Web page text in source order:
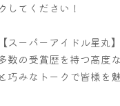
クしてください！
【スーパーアイドル星丸】
数の受賞歴を持つ高度
と巧みなトークで皆様を